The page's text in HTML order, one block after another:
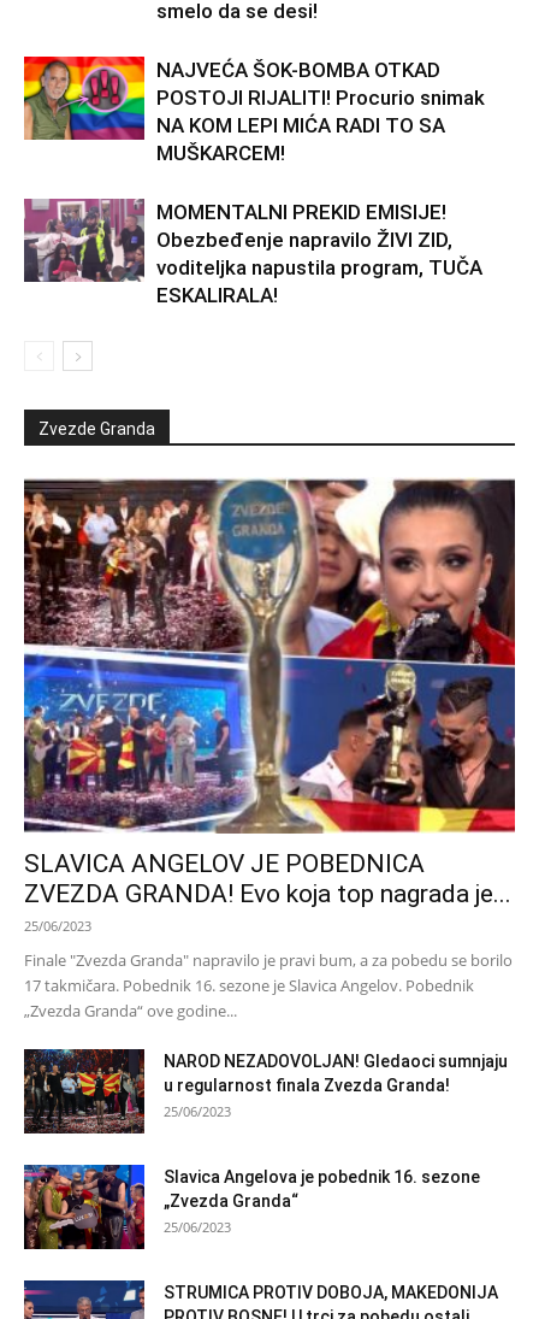
smelo da se desi!
NAJVEĆA ŠOK-BOMBA OTKAD
POSTOJI RIJALITI! Procurio snimak
NA KOM LEPI MIĆA RADI TO SA
MUŠKARCEM!
MOMENTALNI PREKID EMISIJE!
Obezbeđenje napravilo ŽIVI ZID,
voditeljka napustila program, TUČA
ESKALIRALA!
Zvezde Granda
SLAVICA ANGELOV JE POBEDNICA
ZVEZDA GRANDA! Evo koja top nagrada je...
25/06/2023
Finale "Zvezda Granda" napravilo je pravi bum, a za pobedu se borilo
17 takmičara. Pobednik 16. sezone je Slavica Angelov. Pobednik
„Zvezda Granda“ ove godine...
NAROD NEZADOVOLJAN! Gledaoci sumnjaju
u regularnost finala Zvezda Granda!
25/06/2023
Slavica Angelova je pobednik 16. sezone
„Zvezda Granda“
25/06/2023
STRUMICA PROTIV DOBOJA, MAKEDONIJA